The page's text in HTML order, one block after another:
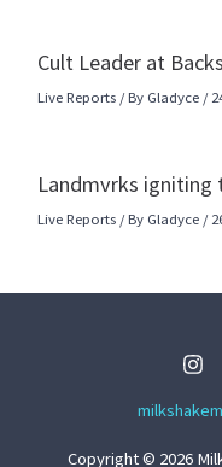
Cult Leader at
Live Reports / By Gladyce /
Landmvrks igniting
Live Reports / By Gladyce /
Copyright © 2026